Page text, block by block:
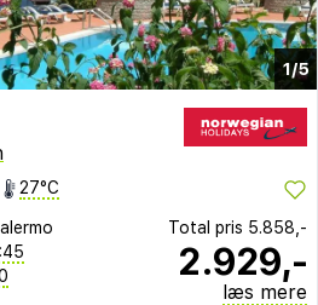
1/5
27°C
Total pris 5.858,-
2.929,-
læs mere